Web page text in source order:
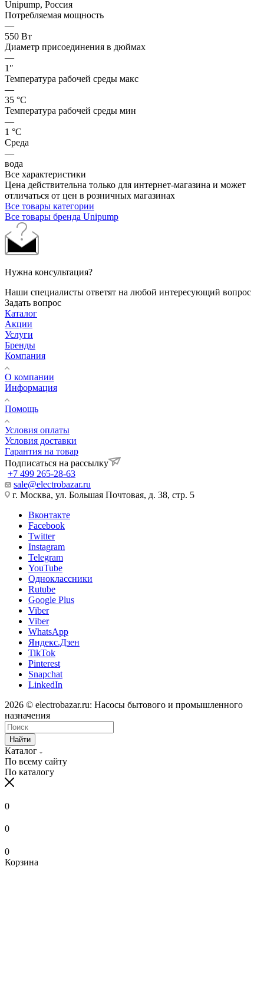
Unipump, Россия
Потребляемая мощность
—
550 Вт
Диаметр присоединения в дюймах
—
1″
Температура рабочей среды макс
—
35 °С
Температура рабочей среды мин
—
1 °С
Среда
—
вода
Все характеристики
Цена действительна только для интернет-магазина и может
отличаться от цен в розничных магазинах
Все товары категории
Все товары бренда Unipump
Нужна консультация?
Наши специалисты ответят на любой интересующий вопрос
Задать вопрос
Каталог
Акции
Услуги
Бренды
Компания
О компании
Информация
Помощь
Условия оплаты
Условия доставки
Гарантия на товар
Подписаться на рассылку
+7 499 265-28-63
sale@electrobazar.ru
г. Москва, ул. Большая Почтовая, д. 38, стр. 5
Вконтакте
Facebook
Twitter
Instagram
Telegram
YouTube
Одноклассники
Rutube
Google Plus
Viber
Viber
WhatsApp
Яндекс.Дзен
TikTok
Pinterest
Snapchat
LinkedIn
2026 © electrobazar.ru: Насосы бытового и промышленного
назначения
Найти
Каталог
По всему сайту
По каталогу
0
0
0
Корзина